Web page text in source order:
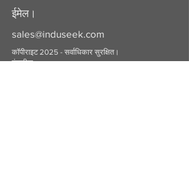
ईमेल।
sales@induseek.com
कॉपीराइट 2025 - सर्वाधिकार सुरक्षित।
इंडुसीक